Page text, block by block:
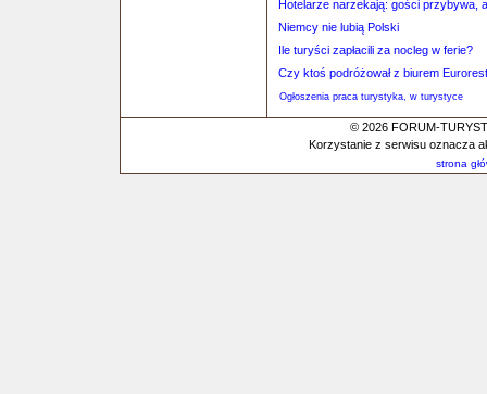
Hotelarze narzekają: gości przybywa,
Niemcy nie lubią Polski
Ile turyści zapłacili za nocleg w ferie?
Czy ktoś podróżował z biurem
Ogłoszenia praca turystyka, w turystyce
© 2026 FORUM-
Korzystanie z serwisu oznacza
strona